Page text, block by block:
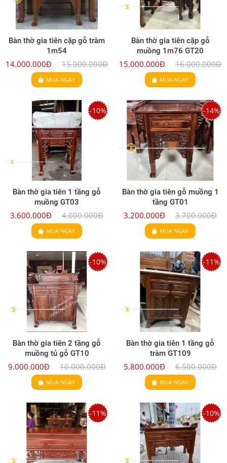
Bàn thờ gia tiên cặp gỗ tràm
1m54
14.000.000Đ 15.000.000Đ
MUA NGAY
Bàn thờ gia tiên cặp gỗ
muồng 1m76 GT20
15.000.000Đ 16.000.000Đ
MUA NGAY
-10%
Bàn thờ gia tiên 1 tầng gỗ
muồng GT03
3.600.000Đ 4.000.000Đ
MUA NGAY
-14%
Bàn thờ gia tiên gỗ muồng 1
tầng GT01
3.200.000Đ 3.700.000Đ
MUA NGAY
-10%
Bàn thờ gia tiên 2 tầng gỗ
muồng tủ gỗ GT10
9.000.000Đ 10.000.000Đ
MUA NGAY
-11%
Bàn thờ gia tiên 1 tầng gỗ
tràm GT109
5.800.000Đ 6.500.000Đ
MUA NGAY
-11% -10%